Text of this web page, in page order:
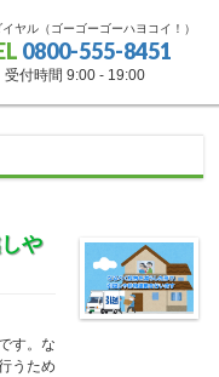
ヤル（ゴーゴーゴーハヨコイ！）
0800-555-8451
受付時間 9:00 - 19:00
や
す。な
うため